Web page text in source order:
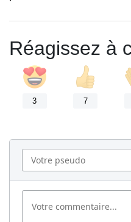
Réagissez à
3 7